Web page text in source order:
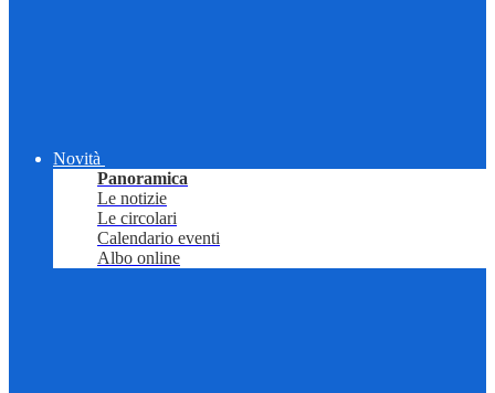
Novità
Panoramica
Le notizie
Le circolari
Calendario eventi
Albo online